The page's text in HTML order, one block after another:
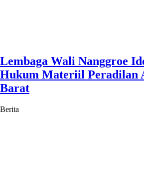
Lembaga Wali Nanggroe
Hukum Materiil Peradilan
Barat
Berita